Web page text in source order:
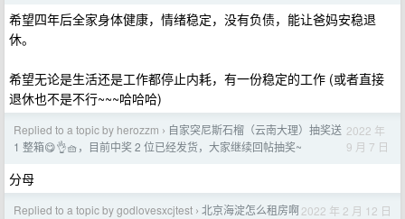
希望四年后全家身体健康，情绪稳定，没有负债，能让爸妈安稳退
休。
希望无论是生活还是工作都停止内耗，有一份稳定的工作 (或者直接
退休也不是不行~~~哈哈哈)
Replied to a topic by herozzm › 自家突尼斯石榴（云南大理）抽奖送
1 整箱😋👌🧺，目前中奖 2 位已经发货，大家继续回帖抽奖~
2022 年
9 月 7 日
分母
Replied to a topic by godlovesxcjtest › 北京海淀怎么租房啊2022 年 2 月 12 日